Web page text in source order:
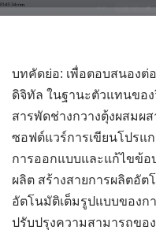
บทคัดย่อ: เพื่อตอบสนองต่
ดิจิทัล ในฐานะตัวแทนขอ
สารพัดช่างกวางตุ้งผสมผ
ซอฟต์แวร์การเขียนโปรแ
การออกแบบและแก้ไขข้อ
ผลิต สร้างสายการผลิตอั
อัตโนมัติเต็มรูปแบบของก
ปรับปรุงความสามารถขอ